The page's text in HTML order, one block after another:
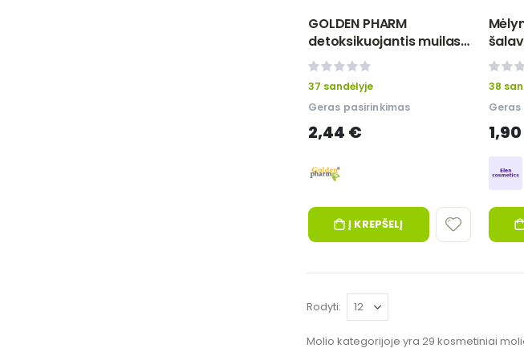
GOLDEN PHARM
detoksikuojantis muilas
su baltuoju moliu 70 g
0%
37 sandėlyje
Geras pasirinkimas
2,44 €
Į KREPŠELĮ
0%
38
Rodyti
Molio kategorijoje yra 29 kosmetiniai